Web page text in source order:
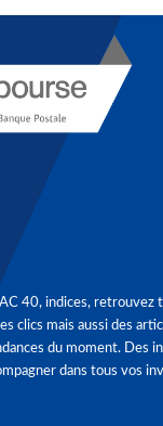
40, indices, retrouvez
clics mais aussi des
du moment. Des
dans tous vos